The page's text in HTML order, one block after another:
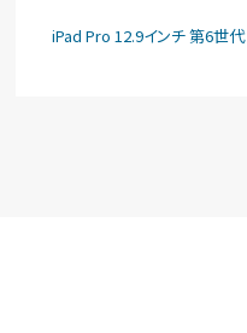
iPad Pro 12.9インチ 第6世代